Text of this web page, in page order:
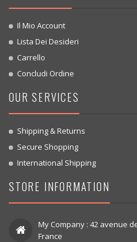
Il Mio Account
Lista Dei Desideri
Carrello
Concludi Ordine
OUR SERVICES
Shipping & Returns
Secure Shopping
International Shipping
STORE INFORMATION
My Company : 42 avenue
France